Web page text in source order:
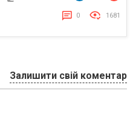
0 1681
Залишити свій коментар